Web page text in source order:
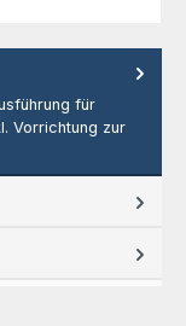
für
Vorrichtung zur